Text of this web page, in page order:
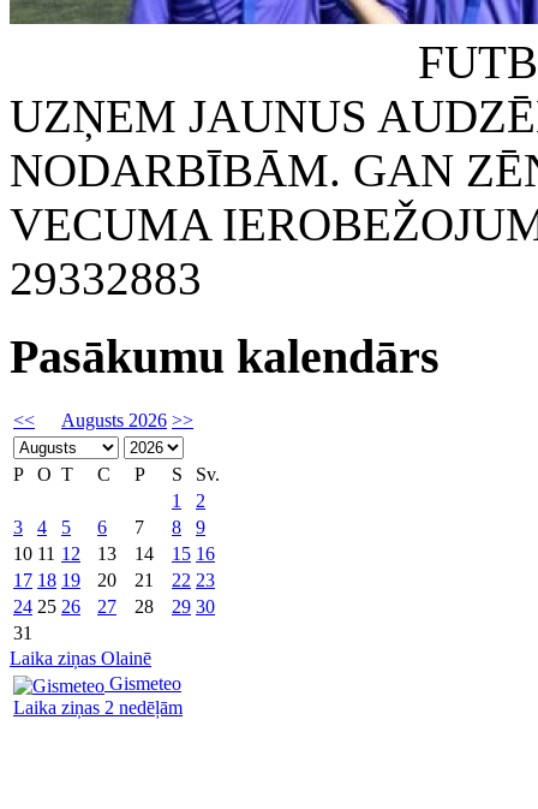
FUTBOLA
UZŅEM JAUNUS
NODARBĪBĀM. GAN
VECUMA
29332883
Pasākumu kalendārs
<< Augusts 2026 >>
P O T C P S
Sv.
1
2
3
4 5 6 7 8
9
10 11 12 13 14 15 16
17 18 19 20 21 22 23
24 25 26 27 28 29 30
31
Laika ziņas Olainē
Gismeteo
Laika ziņas 2 nedēļām